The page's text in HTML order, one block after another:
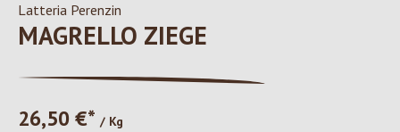
Latteria Perenzin
MAGRELLO ZIEGE
26,50 €* / Kg